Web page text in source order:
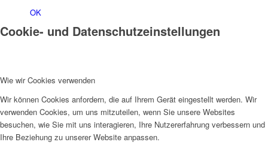
OK
Cookie- und Datenschutzeinstellungen
Wie wir Cookies verwenden
Wir können Cookies anfordern, die auf Ihrem Gerät eingestellt werden. Wir
verwenden Cookies, um uns mitzuteilen, wenn Sie unsere Websites
besuchen, wie Sie mit uns interagieren, Ihre Nutzererfahrung verbessern und
Ihre Beziehung zu unserer Website anpassen.